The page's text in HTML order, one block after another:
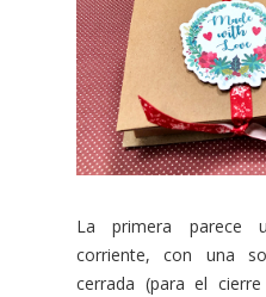
La primera parece
corriente, con una
cerrada (para el